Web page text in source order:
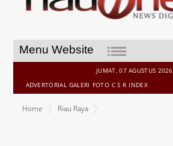
Menu Website
JUMAT, 07 AGUSTUS 2026
ADVERTORIAL GALERI FOTO C S R INDEX
Home
Riau Raya